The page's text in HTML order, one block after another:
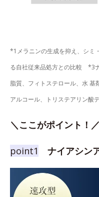
*1メラニンの生成を抑え、シ
る自社従来品処方との比較 *3
脂質、フィトステロール、水
アルコール、トリステアリン酸
＼ここがポイント！／
point1 ナイアシン